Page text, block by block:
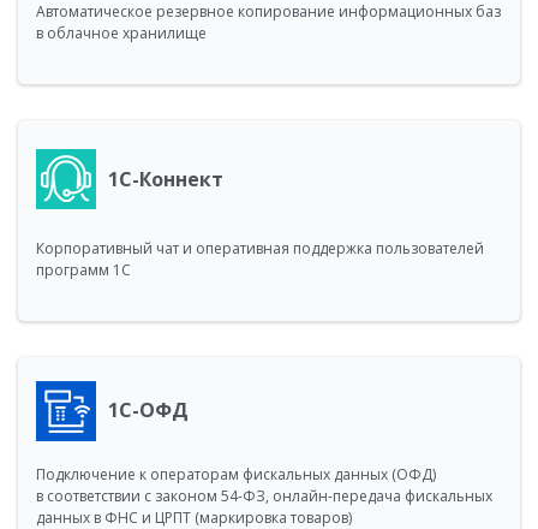
Автоматическое резервное копирование информационных баз
в облачное хранилище
1С-Коннект
Корпоративный чат и оперативная поддержка пользователей
программ 1С
1С-ОФД
Подключение к операторам фискальных данных (ОФД)
в соответствии с законом 54-ФЗ, онлайн-передача фискальных
данных в ФНС и ЦРПТ (маркировка товаров)